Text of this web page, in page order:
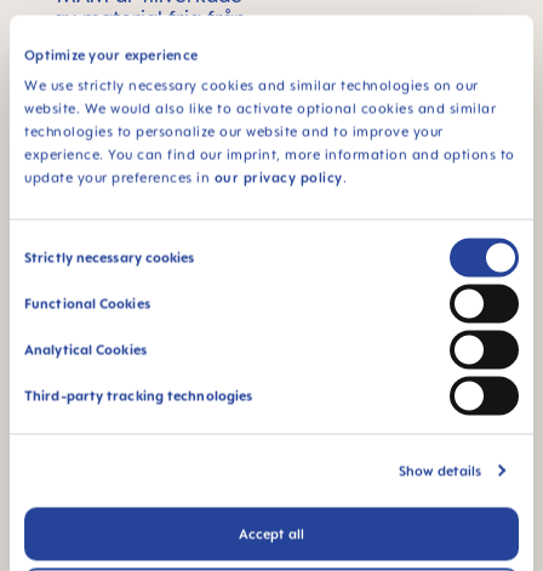
Optimize your experience
We use strictly necessary cookies and similar technologies on our
website. We would also like to activate optional cookies and similar
technologies to personalize our website and to improve your
experience. You can find our imprint, more information and options to
update your preferences in our privacy policy.
Consent
Strictly necessary cookies
Functional Cookies
Analytical Cookies
Third-party tracking technologies
Show details
Accept all
av material fria från
FAQ
SKRIV MEDDELANDE